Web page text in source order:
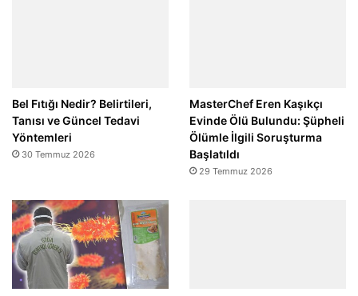
Bel Fıtığı Nedir? Belirtileri,
Tanısı ve Güncel Tedavi
Yöntemleri
30 Temmuz 2026
MasterChef Eren Kaşıkçı
Evinde Ölü Bulundu: Şüpheli
Ölümle İlgili Soruşturma
Başlatıldı
29 Temmuz 2026